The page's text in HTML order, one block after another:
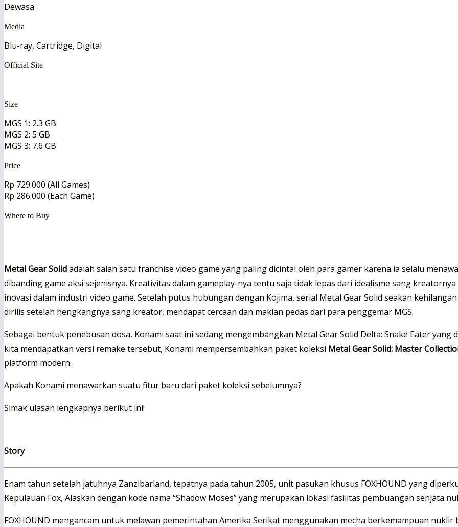
Dewasa
Media
Blu-ray, Cartridge, Digital
Official Site
Size
MGS 1: 2.3 GB
MGS 2: 5 GB
MGS 3: 7.6 GB
Price
Rp 729.000 (All Games)
Rp 286.000 (Each Game)
Where to Buy
Metal Gear Solidadalah salah satu franchise video game yang paling dicintai oleh para gamer karena ia selalu
dibanding game aksi sejenisnya. Kreativitas dalam gameplay-nya tentu saja tidak lepas dari idealisme sang
inovasi dalam industri video game. Setelah putus hubungan dengan Kojima, serial Metal Gear Solid seakan
dirilis setelah hengkangnya sang kreator, mendapat cercaan dan makian pedas dari para penggemar MGS.
Sebagai bentuk penebusan dosa, Konami saat ini sedang mengembangkan Metal Gear Solid Delta: Snake Eater
kita mendapatkan versi remake tersebut, Konami mempersembahkan paket koleksi Metal Gear Solid: Master
platform modern.
Apakah Konami menawarkan suatu fitur baru dari paket koleksi sebelumnya?
Simak ulasan lengkapnya berikut ini!
Story
Enam tahun setelah jatuhnya Zanzibarland, tepatnya pada tahun 2005, unit pasukan khusus FOXHOUND yang
Kepulauan Fox, Alaskan dengan kode nama “Shadow Moses” yang merupakan lokasi fasilitas pembuangan senjata
FOXHOUND mengancam untuk melawan pemerintahan Amerika Serikat menggunakan mecha berkemampuan